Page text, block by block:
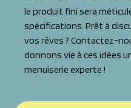
le produit fini sera
spécifications. Prêt à
vos rêves ? Contactez-
donnons vie à ces idées
menuiserie experte !